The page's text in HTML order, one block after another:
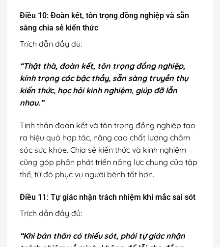
Điều 10: Đoàn kết, tôn trọng đồng nghiệp và sẵn
sàng chia sẻ kiến thức
Trích dẫn đầy đủ:
“Thật thà, đoàn kết, tôn trọng đồng nghiệp,
kính trọng các bậc thầy, sẵn sàng truyền thụ
kiến thức, học hỏi kinh nghiệm, giúp đỡ lẫn
nhau.”
Tinh thần đoàn kết và tôn trọng đồng nghiệp tạo
ra hiệu quả hợp tác, nâng cao chất lượng chăm
sóc sức khỏe. Chia sẻ kiến thức và kinh nghiệm
cũng góp phần phát triển năng lực chung của tập
thể, từ đó phục vụ người bệnh tốt hơn.
Điều 11: Tự giác nhận trách nhiệm khi mắc sai sót
Trích dẫn đầy đủ:
“Khi bản thân có thiếu sót, phải tự giác nhận